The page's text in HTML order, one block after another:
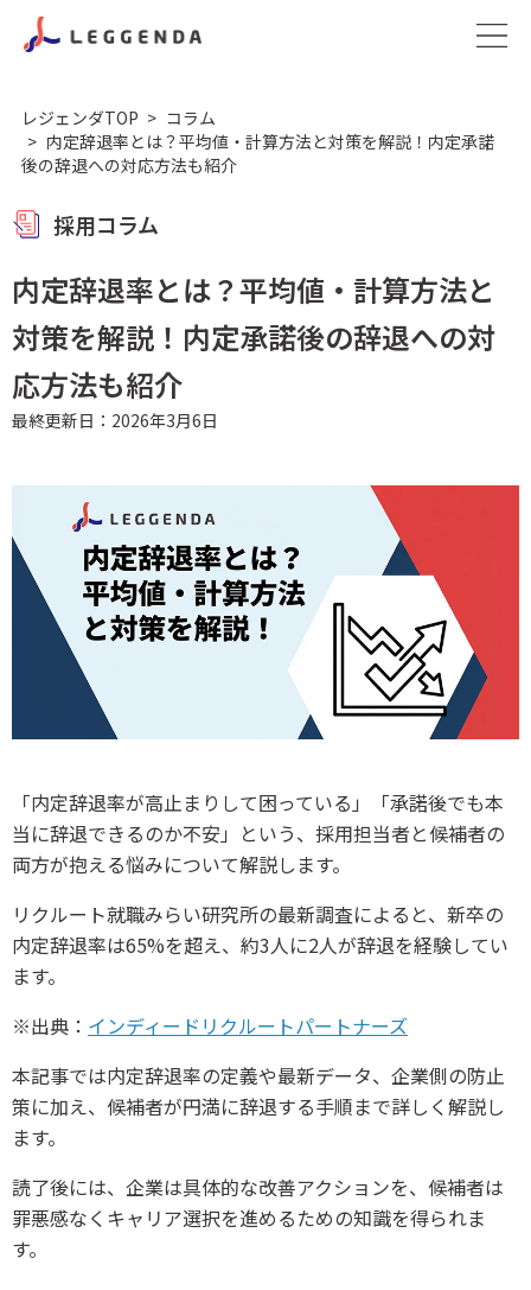
レジェンダTOP
コラム
内定辞退率とは？平均値・計算方法と対策を解説！内定承諾
後の辞退への対応方法も紹介
採用コラム
内定辞退率とは？平均値・計算方法と
対策を解説！内定承諾後の辞退への対
応方法も紹介
最終更新日：2026年3月6日
「内定辞退率が高止まりして困っている」「承諾後でも本
当に辞退できるのか不安」という、採用担当者と候補者の
両方が抱える悩みについて解説します。
リクルート就職みらい研究所の最新調査によると、新卒の
内定辞退率は65%を超え、約3人に2人が辞退を経験してい
ます。
※出典： インディードリクルートパートナーズ
本記事では内定辞退率の定義や最新データ、企業側の防止
策に加え、候補者が円満に辞退する手順まで詳しく解説し
ます。
読了後には、企業は具体的な改善アクションを、候補者は
罪悪感なくキャリア選択を進めるための知識を得られま
す。